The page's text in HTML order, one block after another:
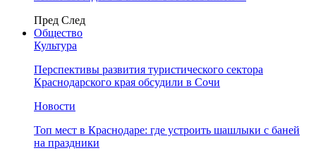
Пред След
Общество
Культура
Перспективы развития туристического сектора
Краснодарского края обсудили в Сочи
Новости
Топ мест в Краснодаре: где устроить шашлыки с баней
на праздники